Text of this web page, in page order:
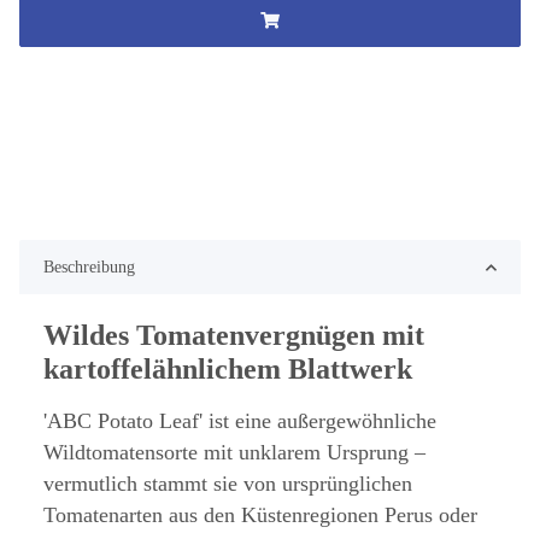
Beschreibung
Wildes Tomatenvergnügen mit
kartoffelähnlichem Blattwerk
'ABC Potato Leaf' ist eine außergewöhnliche
Wildtomatensorte mit unklarem Ursprung –
vermutlich stammt sie von ursprünglichen
Tomatenarten aus den Küstenregionen Perus oder